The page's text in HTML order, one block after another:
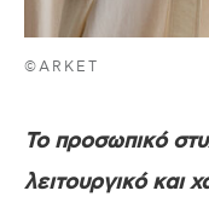
©ARKET
Το προσωπικό
λειτουργικό και